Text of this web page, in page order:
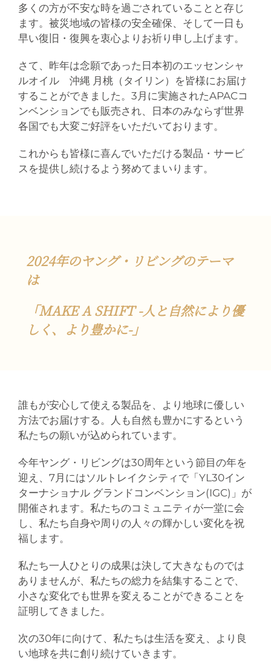
多くの方が不安な時を過ごされていることと存じ
ます。被災地域の皆様の安全確保、そして一日も
早い復旧・復興を衷心よりお祈り申し上げます。
さて、昨年は念願であった日本初のエッセンシャ
ルオイル 沖縄 月桃（タイリン）を皆様にお届け
することができました。3月に実施されたAPACコ
ンベンションでも販売され、日本のみならず世界
各国でも大変ご好評をいただいております。
これからも皆様に喜んでいただける製品・サービ
スを提供し続けるよう努めてまいります。
2024年のヤング・リビングのテーマ
は
「MAKE A SHIFT -人と自然により優
しく、より豊かに-」
誰もが安心して使える製品を、より地球に優しい
方法でお届けする。人も自然も豊かにするという
私たちの願いが込められています。
今年ヤング・リビングは30周年という節目の年を
迎え、7月にはソルトレイクシティで「YL30イン
ターナショナル グランドコンベンション(IGC)」が
開催されます。私たちのコミュニティが一堂に会
し、私たち自身や周りの人々の輝かしい変化を祝
福します。
私たち一人ひとりの成果は決して大きなものでは
ありませんが、私たちの総力を結集することで、
小さな変化でも世界を変えることができることを
証明してきました。
次の30年に向けて、私たちは生活を変え、より良
い地球を共に創り続けていきます。